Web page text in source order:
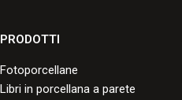
PRODOTTI
Fotoporcellane
Libri in porcellana a parete